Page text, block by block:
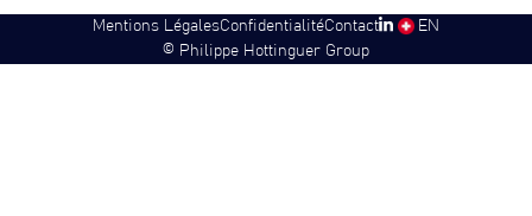
© Philippe Hottinguer Group
Mentions LégalesConfidentialitéContact SW EN